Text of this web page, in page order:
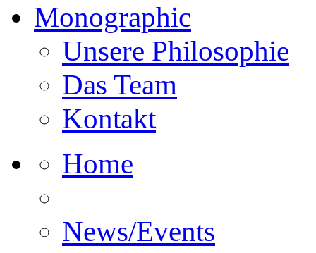
Monographic
Unsere Philosophie
Das Team
Kontakt
Home
News/Events